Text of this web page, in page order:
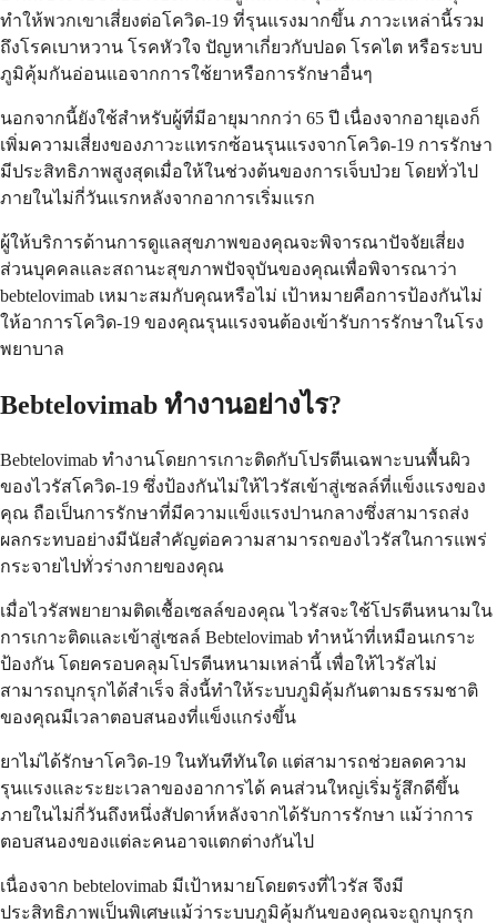
ทำให้พวกเขาเสี่ยงต่อโควิด-19 ที่รุนแรงมากขึ้น ภาวะเหล่านี้รวม
ถึงโรคเบาหวาน โรคหัวใจ ปัญหาเกี่ยวกับปอด โรคไต หรือระบบ
ภูมิคุ้มกันอ่อนแอจากการใช้ยาหรือการรักษาอื่นๆ
นอกจากนี้ยังใช้สำหรับผู้ที่มีอายุมากกว่า 65 ปี เนื่องจากอายุเองก็
เพิ่มความเสี่ยงของภาวะแทรกซ้อนรุนแรงจากโควิด-19 การรักษา
มีประสิทธิภาพสูงสุดเมื่อให้ในช่วงต้นของการเจ็บป่วย โดยทั่วไป
ภายในไม่กี่วันแรกหลังจากอาการเริ่มแรก
ผู้ให้บริการด้านการดูแลสุขภาพของคุณจะพิจารณาปัจจัยเสี่ยง
ส่วนบุคคลและสถานะสุขภาพปัจจุบันของคุณเพื่อพิจารณาว่า
bebtelovimab เหมาะสมกับคุณหรือไม่ เป้าหมายคือการป้องกันไม่
ให้อาการโควิด-19 ของคุณรุนแรงจนต้องเข้ารับการรักษาในโรง
พยาบาล
Bebtelovimab ทำงานอย่างไร?
Bebtelovimab ทำงานโดยการเกาะติดกับโปรตีนเฉพาะบนพื้นผิว
ของไวรัสโควิด-19 ซึ่งป้องกันไม่ให้ไวรัสเข้าสู่เซลล์ที่แข็งแรงของ
คุณ ถือเป็นการรักษาที่มีความแข็งแรงปานกลางซึ่งสามารถส่ง
ผลกระทบอย่างมีนัยสำคัญต่อความสามารถของไวรัสในการแพร่
กระจายไปทั่วร่างกายของคุณ
เมื่อไวรัสพยายามติดเชื้อเซลล์ของคุณ ไวรัสจะใช้โปรตีนหนามใน
การเกาะติดและเข้าสู่เซลล์ Bebtelovimab ทำหน้าที่เหมือนเกราะ
ป้องกัน โดยครอบคลุมโปรตีนหนามเหล่านี้ เพื่อให้ไวรัสไม่
สามารถบุกรุกได้สำเร็จ สิ่งนี้ทำให้ระบบภูมิคุ้มกันตามธรรมชาติ
ของคุณมีเวลาตอบสนองที่แข็งแกร่งขึ้น
ยาไม่ได้รักษาโควิด-19 ในทันทีทันใด แต่สามารถช่วยลดความ
รุนแรงและระยะเวลาของอาการได้ คนส่วนใหญ่เริ่มรู้สึกดีขึ้น
ภายในไม่กี่วันถึงหนึ่งสัปดาห์หลังจากได้รับการรักษา แม้ว่าการ
ตอบสนองของแต่ละคนอาจแตกต่างกันไป
เนื่องจาก bebtelovimab มีเป้าหมายโดยตรงที่ไวรัส จึงมี
ประสิทธิภาพเป็นพิเศษแม้ว่าระบบภูมิคุ้มกันของคุณจะถูกบุกรุก